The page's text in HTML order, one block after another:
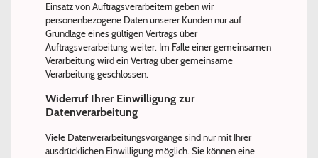
Einsatz von Auftragsverarbeitern geben wir
personenbezogene Daten unserer Kunden nur auf
Grundlage eines gültigen Vertrags über
Auftragsverarbeitung weiter. Im Falle einer gemeinsamen
Verarbeitung wird ein Vertrag über gemeinsame
Verarbeitung geschlossen.
Widerruf Ihrer Einwilligung zur
Datenverarbeitung
Viele Datenverarbeitungsvorgänge sind nur mit Ihrer
ausdrücklichen Einwilligung möglich. Sie können eine